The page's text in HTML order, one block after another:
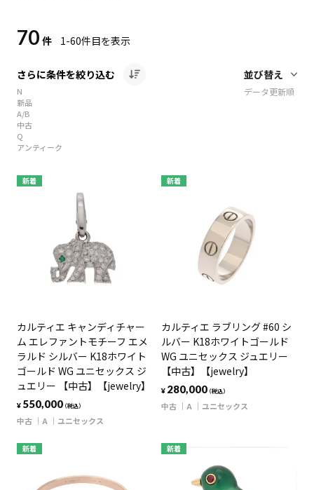
70 件 1-60件目を表示
さらに条件を絞り込む
N
新品
A/B
中古
Q
アンティーク
データ更新順
新着
カルティエ キャンディチャー
ム エレファントモチーフ エメ
ラルド シルバー K18ホワイト
ゴールド WG ユニセックス ジ
ュエリー 【中古】【jewelry】
¥ 550,000（税込）
中古 A ユニセックス
新着
カルティエ ラブリング #60 シ
ルバー K18ホワイトゴールド
WG ユニセックス ジュエリー
【中古】【jewelry】
¥ 280,000（税込）
中古 A ユニセックス
新着 新着